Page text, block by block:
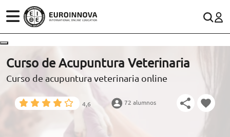
ÁREAS
ESTUDIOS
CONOCE EUROINNOVA
(+34)958 050 200
formacion@euroinnova.com
Curso de Acupuntura Veterinaria
Curso de acupuntura veterinaria online
4,6 72 alumnos